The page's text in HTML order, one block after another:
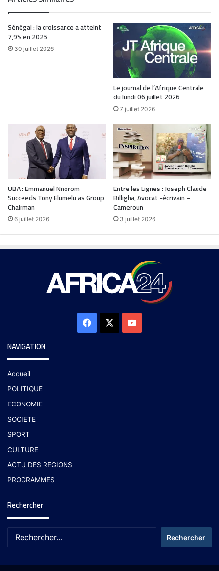
Sénégal : la croissance a atteint
7,9% en 2025
30 juillet 2026
Le journal de l’Afrique Centrale
du lundi 06 juillet 2026
7 juillet 2026
UBA : Emmanuel Nnorom
Succeeds Tony Elumelu as Group
Chairman
6 juillet 2026
Entre les Lignes : Joseph Claude
Billigha, Avocat -écrivain –
Cameroun
3 juillet 2026
NAVIGATION
Accueil
POLITIQUE
ECONOMIE
SOCIETE
SPORT
CULTURE
ACTU DES REGIONS
PROGRAMMES
Rechercher